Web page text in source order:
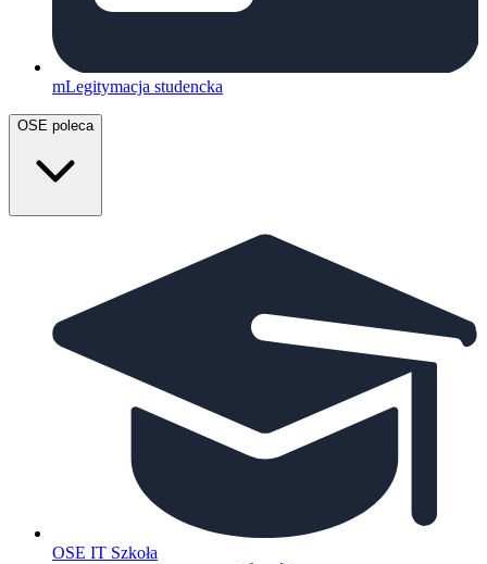
mLegitymacja studencka
OSE poleca
OSE IT Szkoła